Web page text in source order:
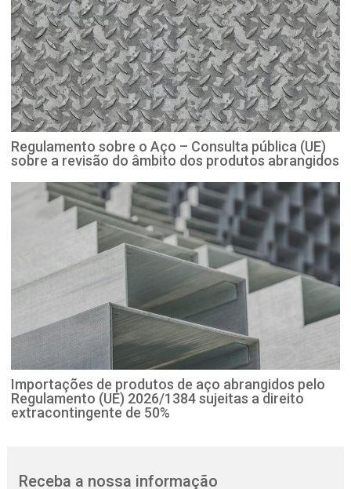
Regulamento sobre o Aço – Consulta pública (UE)
sobre a revisão do âmbito dos produtos abrangidos
Importações de produtos de aço abrangidos pelo
Regulamento (UE) 2026/1384 sujeitas a direito
extracontingente de 50%
Receba a nossa informação